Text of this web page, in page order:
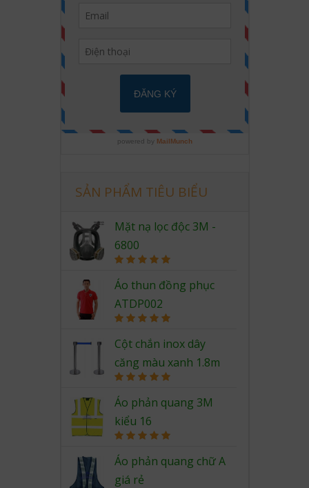
SẢN PHẨM TIÊU BIỂU
Mặt nạ lọc độc 3M -
6800
out of 5
Áo thun đồng phục
ATDP002
out of 5
Cột chắn inox dây
căng màu xanh 1.8m
out of 5
Áo phản quang 3M
kiểu 16
out of 5
Áo phản quang chữ A
giá rẻ